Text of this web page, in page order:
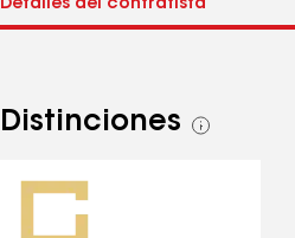
Distinciones
Ver